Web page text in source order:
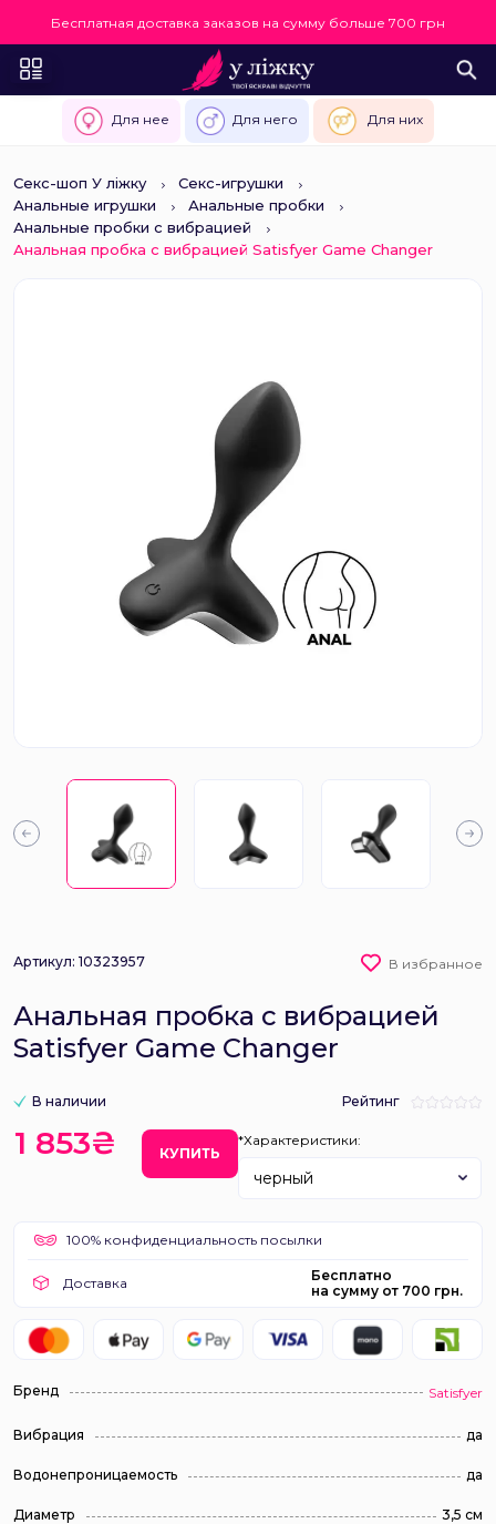
Бесплатная доставка заказов на сумму больше 700 грн
Для нее Для него Для них
Секс-шоп У ліжку
Секс-игрушки
Анальные игрушки
Анальные пробки
Анальные пробки с вибрацией
Анальная пробка с вибрацией Satisfyer Game Changer
Артикул: 10323957 В избранное
Анальная пробка с вибрацией
Satisfyer Game Changer
В наличии Рейтинг
1 853₴ КУПИТЬ
*Характеристики:
черный
100% конфиденциальность посылки
Доставка
Бесплатно
на сумму от 700 грн.
Бренд Satisfyer
Вибрация да
Водонепроницаемость да
Диаметр 3,5 см